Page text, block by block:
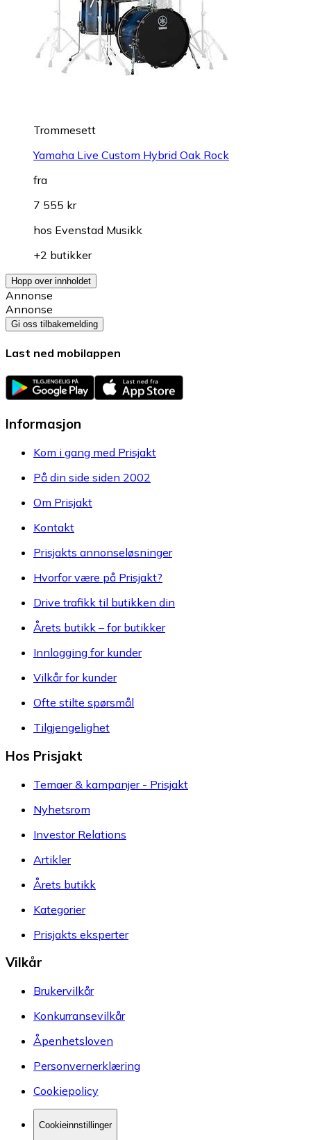
Trommesett
Yamaha Live Custom Hybrid Oak Rock
fra
7 555 kr
hos Evenstad Musikk
+2 butikker
Hopp over innholdet
Annonse
Annonse
Gi oss tilbakemelding
Last ned mobilappen
Informasjon
Kom i gang med Prisjakt
På din side siden 2002
Om Prisjakt
Kontakt
Prisjakts annonseløsninger
Hvorfor være på Prisjakt?
Drive trafikk til butikken din
Årets butikk – for butikker
Innlogging for kunder
Vilkår for kunder
Ofte stilte spørsmål
Tilgjengelighet
Hos Prisjakt
Temaer & kampanjer - Prisjakt
Nyhetsrom
Investor Relations
Artikler
Årets butikk
Kategorier
Prisjakts eksperter
Vilkår
Brukervilkår
Konkurransevilkår
Åpenhetsloven
Personvernerklæring
Cookiepolicy
Cookieinnstillinger